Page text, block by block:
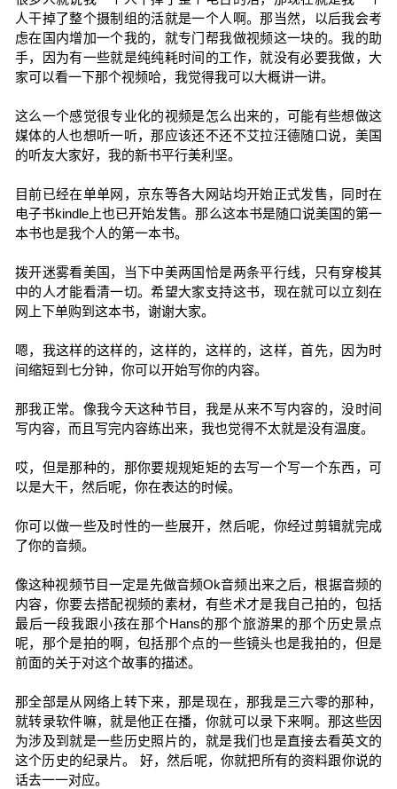
人干掉了整个摄制组的活就是一个人啊。那当然，以后我会考
虑在国内增加一个我的，就专门帮我做视频这一块的。我的助
手，因为有一些就是纯纯耗时间的工作，就没有必要我做，大
家可以看一下那个视频哈，我觉得我可以大概讲一讲。
这么一个感觉很专业化的视频是怎么出来的，可能有些想做这
媒体的人也想听一听，那应该还不还不艾拉汪德随口说，美国
的听友大家好，我的新书平行美利坚。
目前已经在单单网，京东等各大网站均开始正式发售，同时在
电子书kindle上也已开始发售。那么这本书是随口说美国的第一
本书也是我个人的第一本书。
拨开迷雾看美国，当下中美两国恰是两条平行线，只有穿梭其
中的人才能看清一切。希望大家支持这书，现在就可以立刻在
网上下单购到这本书，谢谢大家。
嗯，我这样的这样的，这样的，这样的，这样，首先，因为时
间缩短到七分钟，你可以开始写你的内容。
那我正常。像我今天这种节目，我是从来不写内容的，没时间
写内容，而且写完内容练出来，我也觉得不太就是没有温度。
哎，但是那种的，那你要规规矩矩的去写一个写一个东西，可
以是大干，然后呢，你在表达的时候。
你可以做一些及时性的一些展开，然后呢，你经过剪辑就完成
了你的音频。
像这种视频节目一定是先做音频Ok音频出来之后，根据音频的
内容，你要去搭配视频的素材，有些术才是我自己拍的，包括
最后一段我跟小孩在那个Hans的那个旅游果的那个历史景点
呢，那个是拍的啊，包括那个点的一些镜头也是我拍的，但是
前面的关于对这个故事的描述。
那全部是从网络上转下来，那是现在，那我是三六零的那种，
就转录软件嘛，就是他正在播，你就可以录下来啊。那这些因
为涉及到就是一些历史照片的，就是我们也是直接去看英文的
这个历史的纪录片。 好，然后呢，你就把所有的资料跟你说的
话去一一对应。